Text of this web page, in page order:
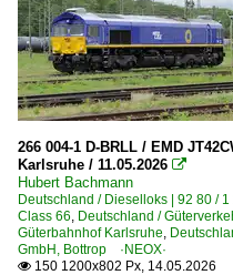
Esslingen
Bahnhöfe (F - K)
Falkenberg (Elster)
Fulda
Geilenkirchen
Geithain
Gera Hbf ·UG·
Gera (sonstige)
266 004-1 D-BRLL / EMD
Karlsruhe / 11.05.2026 
Hubert Bachmann
Deutschland / Dieselloks | 92 80
Class 66, Deutschland /
Güterbahnhof Karlsruhe,
GmbH, Bottrop ·NEOX·
 150 1200x802 Px, 14.05.2026